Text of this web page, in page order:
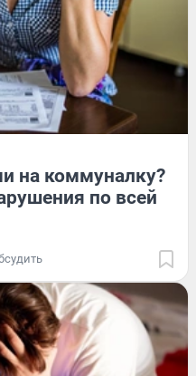
на коммуналку?
по всей